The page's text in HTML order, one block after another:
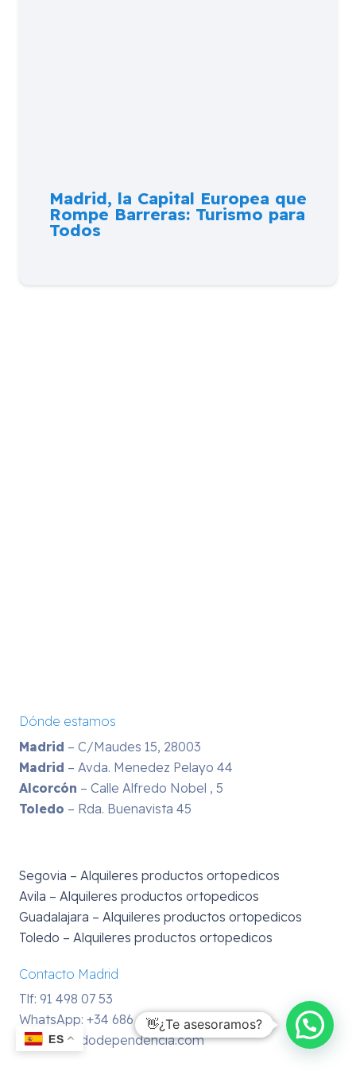
Madrid, la Capital Europea que
Rompe Barreras: Turismo para
Todos
Dónde estamos
Madrid – C/Maudes 15, 28003
Madrid – Avda. Menedez Pelayo 44
Alcorcón – Calle Alfredo Nobel , 5
Toledo – Rda. Buenavista 45
Segovia – Alquileres productos ortopedicos
Avila – Alquileres productos ortopedicos
Guadalajara – Alquileres productos ortopedicos
Toledo – Alquileres productos ortopedicos
Contacto Madrid
Tlf: 91 498 07 53
WhatsApp: +34 686 43 38 61
info@mundodependencia.com
ES
👋¿Te asesoramos?